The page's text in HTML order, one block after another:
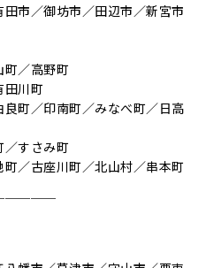
市／御坊市／田辺市／新宮市
町／高野町
田川町
良町／印南町／みなべ町／日高
／すさみ町
町／古座川町／北山村／串本町